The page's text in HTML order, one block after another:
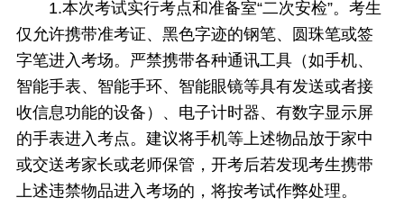
1.本次考试实行考点和准备室“二次安检”。考生
仅允许携带准考证、黑色字迹的钢笔、圆珠笔或签
字笔进入考场。严禁携带各种通讯工具（如手机、
智能手表、智能手环、智能眼镜等具有发送或者接
收信息功能的设备）、电子计时器、有数字显示屏
的手表进入考点。建议将手机等上述物品放于家中
或交送考家长或老师保管，开考后若发现考生携带
上述违禁物品进入考场的，将按考试作弊处理。